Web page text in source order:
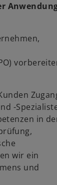
-
in
wir ein
und